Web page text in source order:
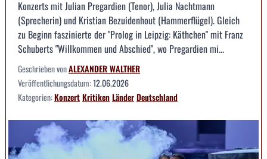
Konzerts mit Julian Pregardien (Tenor), Julia Nachtmann
(Sprecherin) und Kristian Bezuidenhout (Hammerflügel). Gleich
zu Beginn faszinierte der "Prolog in Leipzig: Käthchen" mit Franz
Schuberts "Willkommen und Abschied", wo Pregardien mi...
Geschrieben vonALEXANDER WALTHER
Veröffentlichungsdatum:12.06.2026
Kategorien:KonzertKritikenLänderDeutschland